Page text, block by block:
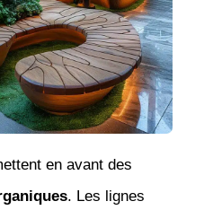
en avant des
. Les lignes